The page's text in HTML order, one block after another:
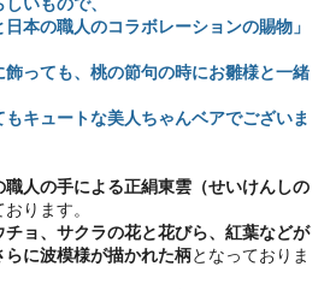
いもので、
本の職人のコラボレーションの賜物」
飾っても、桃の節句の時にお雛様と一緒
キュートな美人ちゃんベアでございま
人の手による正絹東雲（せいけんしの
おります。
ョ、サクラの花と花びら、紅葉などが
に波模様が描かれた柄となっておりま